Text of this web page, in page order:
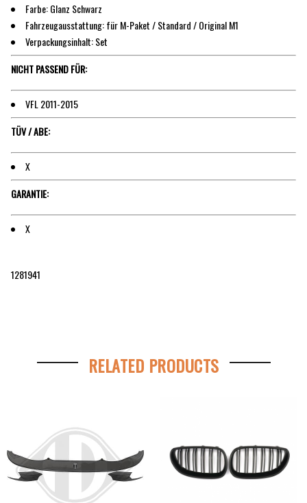
Farbe: Glanz Schwarz
Fahrzeugausstattung: für M-Paket / Standard / Original M1
Verpackungsinhalt: Set
NICHT PASSEND FÜR:
VFL 2011-2015
TÜV / ABE:
X
GARANTIE:
X
1281941
RELATED PRODUCTS